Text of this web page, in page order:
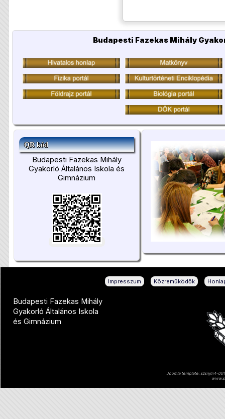
Budapesti Fazekas Mihály
QR kód
Budapesti Fazekas Mihály
Gyakorló Általános Iskola és
Gimnázium
Impresszum Közreműködők
Budapesti Fazekas Mihály
Gyakorló Általános Iskola
és Gimnázium
Joomla template: szsnjm4-